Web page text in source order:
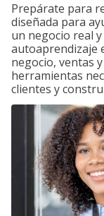
Prepárate para
diseñada para
un negocio real
autoaprendizaje
negocio, ventas
herramientas
clientes y